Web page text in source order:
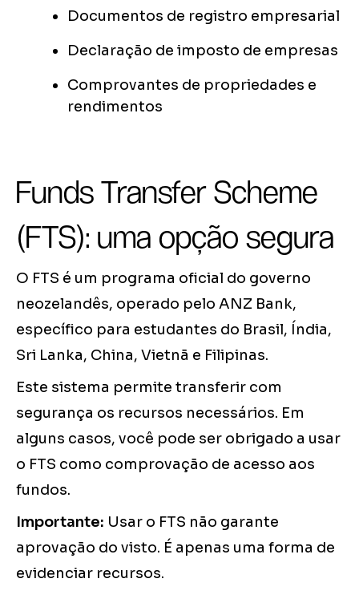
Documentos de registro empresarial
Declaração de imposto de empresas
Comprovantes de propriedades e
rendimentos
Funds Transfer Scheme
(FTS): uma opção segura
O FTS é um programa oficial do governo
neozelandês, operado pelo ANZ Bank,
específico para estudantes do Brasil, Índia,
Sri Lanka, China, Vietnã e Filipinas.
Este sistema permite transferir com
segurança os recursos necessários. Em
alguns casos, você pode ser obrigado a usar
o FTS como comprovação de acesso aos
fundos.
Importante: Usar o FTS não garante
aprovação do visto. É apenas uma forma de
evidenciar recursos.